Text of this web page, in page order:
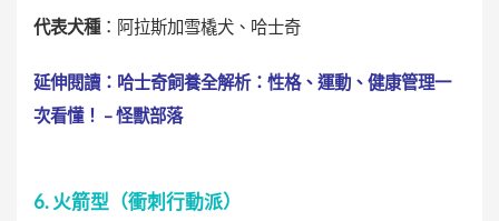
代表犬種：阿拉斯加雪橇犬、哈士奇
延伸閱讀： 哈士奇飼養全解析：性格、運動、健康管理一
次看懂！ – 怪獸部落
6. 火箭型（衝刺行動派）